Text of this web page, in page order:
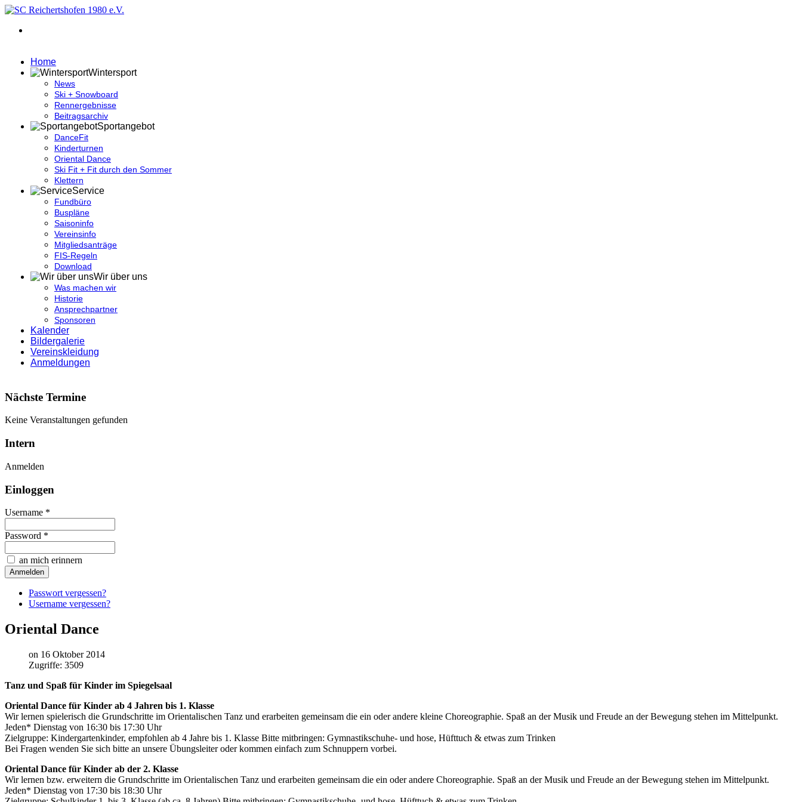
Home
Wintersport
News
Ski + Snowboard
Rennergebnisse
Beitragsarchiv
Sportangebot
DanceFit
Kinderturnen
Oriental Dance
Ski Fit + Fit durch den Sommer
Klettern
Service
Fundbüro
Buspläne
Saisoninfo
Vereinsinfo
Mitgliedsanträge
FIS-Regeln
Download
Wir über uns
Was machen wir
Historie
Ansprechpartner
Sponsoren
Kalender
Bildergalerie
Vereinskleidung
Anmeldungen
Nächste Termine
Keine Veranstaltungen gefunden
Intern
Anmelden
Einloggen
Username *
Password *
an mich erinnern
Passwort vergessen?
Username vergessen?
Oriental Dance
on 16 Oktober 2014
Zugriffe: 3509
Tanz und Spaß für Kinder im Spiegelsaal
Oriental Dance für Kinder ab 4 Jahren bis 1. Klasse
Wir lernen spielerisch die Grundschritte im Orientalischen Tanz und erarbeiten gemeinsam die ein oder andere kleine Choreographie. Spaß an der Musik und Freude an der Bewegung stehen im Mittelpunkt.
Jeden* Dienstag von 16:30 bis 17:30 Uhr
Zielgruppe: Kindergartenkinder, empfohlen ab 4 Jahre bis 1. Klasse Bitte mitbringen: Gymnastikschuhe- und hose, Hüfttuch & etwas zum Trinken
Bei Fragen wenden Sie sich bitte an unsere Übungsleiter oder kommen einfach zum Schnuppern vorbei.
Oriental Dance für Kinder ab der 2. Klasse
Wir lernen bzw. erweitern die Grundschritte im Orientalischen Tanz und erarbeiten gemeinsam die ein oder andere Choreographie. Spaß an der Musik und Freude an der Bewegung stehen im Mittelpunkt.
Jeden* Dienstag von 17:30 bis 18:30 Uhr